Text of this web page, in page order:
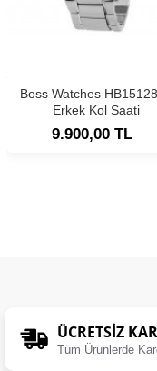
Boss Watches
Erkek Kol Saati
9.900,00 TL
ÜCRETSIZ
Tüm Ürünlerde